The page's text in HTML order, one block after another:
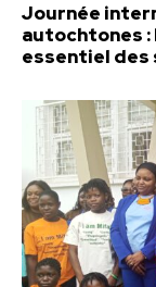
Journée
autochtones :
essentiel